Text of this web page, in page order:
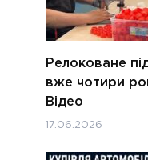
Релоковане
вже чотири
Відео
17.06.2026